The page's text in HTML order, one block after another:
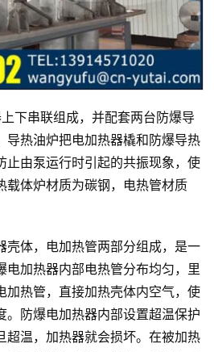
下串联组成，并配套两台防爆导
导热油炉把电加热器橇和防爆导热
止由泵运行时引起的共振现象，使
载体炉材质为碳钢，电热管材质
壳体，电加热管两部分组成，是一
电加热器内部电热管分布均匀，里
加热管，直接加热壳体内空气，使
。防爆电加热器内部设置超温保护
超温，加热器就会损坏。在被加热